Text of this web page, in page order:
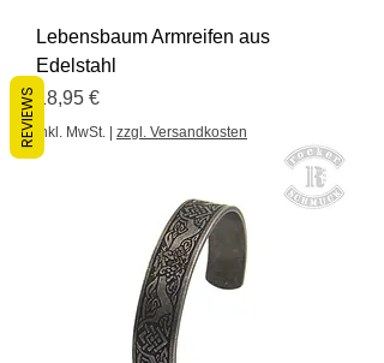
Lebensbaum Armreifen aus
Edelstahl
Preis
18,95 €
inkl. MwSt. | zzgl. Versandkosten
REVIEWS